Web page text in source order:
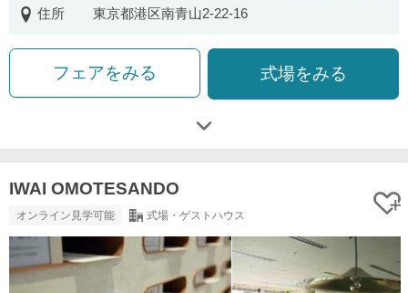
住所
東京都港区南青山2-22-16
フェアをみる 式場をみる
IWAI OMOTESANDO
オンライン見学可能 式場・ゲストハウス